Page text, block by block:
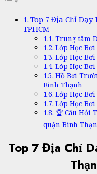
Top 7 Địa Chỉ Dạy
TPHCM
Trung tâm
Lớp Học
Lớp Học
Lớp Học
Hồ Bơi
Bình Thạnh.
Lớp Học
Lớp Học
🏆 Câu Hỏi
quận Bình
Top 7 Địa Chỉ